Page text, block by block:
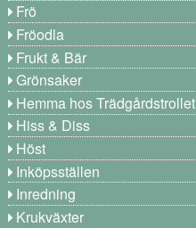
Frö
Fröodla
Frukt & Bär
Grönsaker
Hemma hos Trädgårdstrollet
Hiss & Diss
Höst
Inköpsställen
Inredning
Krukväxter